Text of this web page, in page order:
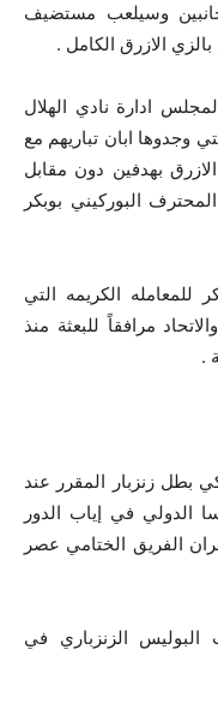
وسيلعب مستضيف
بالزي الازرق الكامل .
ادارة نادي الهلال
وجدوها ابان تباريهم مع
بهدفين دون مقابل
البوركيني بوبكر
للمعامله الكريمه التي
مرافقاً للبعثة منذ
.
بطل زنزبار المقرر عند
الدولي في إياب الدور
الفريق الختامي عصر
البوليس الزنزباري في